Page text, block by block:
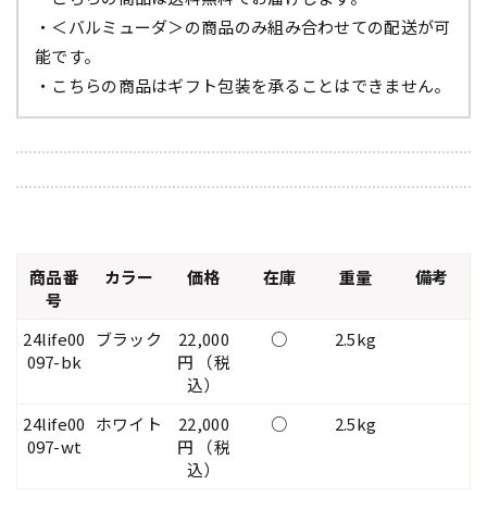
・＜バルミューダ＞の商品のみ組み合わせての配送が可
能です。
・こちらの商品はギフト包装を承ることはできません。
商品番
号
カラー 価格 在庫 重量 備考
24life00
097-bk
ブラック
22,000
円 （税
込）
○ 2.5kg
24life00
097-wt
ホワイト
22,000
円 （税
込）
○ 2.5kg